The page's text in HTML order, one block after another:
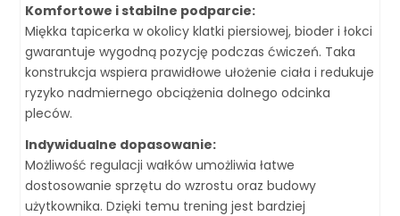
Komfortowe i stabilne podparcie:
Miękka tapicerka w okolicy klatki piersiowej, bioder i łokci
gwarantuje wygodną pozycję podczas ćwiczeń. Taka
konstrukcja wspiera prawidłowe ułożenie ciała i redukuje
ryzyko nadmiernego obciążenia dolnego odcinka
pleców.
Indywidualne dopasowanie:
Możliwość regulacji wałków umożliwia łatwe
dostosowanie sprzętu do wzrostu oraz budowy
użytkownika. Dzięki temu trening jest bardziej